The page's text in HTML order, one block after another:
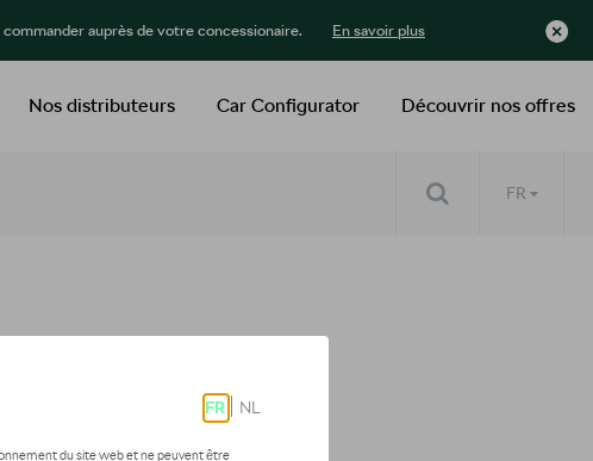
auprès de votre concessionaire. En savoir plus
Découvrir nos offres
Car Configurator
Nos distributeurs
FR